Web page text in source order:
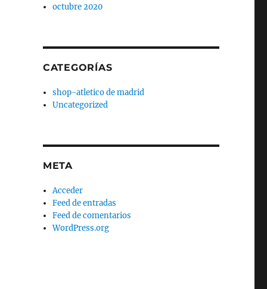
octubre 2020
CATEGORÍAS
shop-atletico de madrid
Uncategorized
META
Acceder
Feed de entradas
Feed de comentarios
WordPress.org